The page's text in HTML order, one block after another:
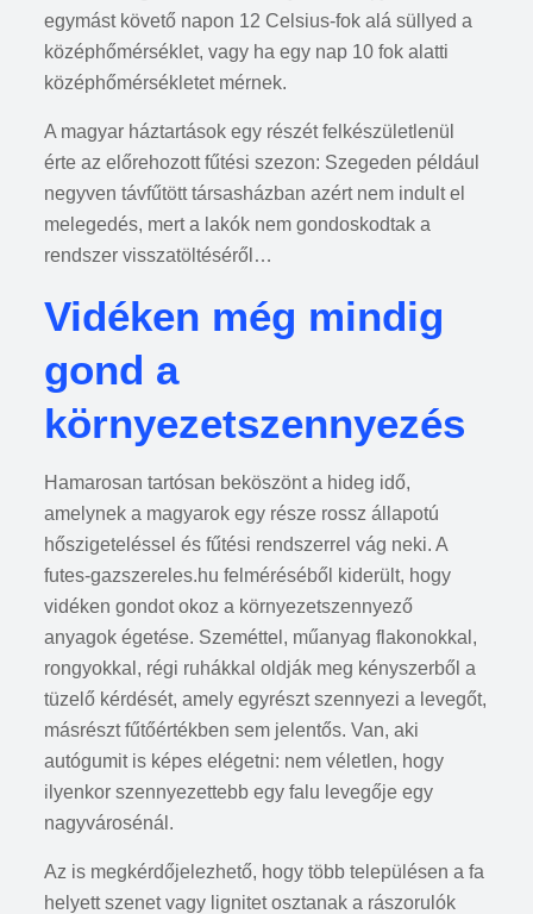
egymást követő napon 12 Celsius-fok alá süllyed a
középhőmérséklet, vagy ha egy nap 10 fok alatti
középhőmérsékletet mérnek.
A magyar háztartások egy részét felkészületlenül
érte az előrehozott fűtési szezon: Szegeden például
negyven távfűtött társasházban azért nem indult el
melegedés, mert a lakók nem gondoskodtak a
rendszer visszatöltéséről…
Vidéken még mindig
gond a
környezetszennyezés
Hamarosan tartósan beköszönt a hideg idő,
amelynek a magyarok egy része rossz állapotú
hőszigeteléssel és fűtési rendszerrel vág neki. A
futes-gazszereles.hu felméréséből kiderült, hogy
vidéken gondot okoz a környezetszennyező
anyagok égetése. Szeméttel, műanyag flakonokkal,
rongyokkal, régi ruhákkal oldják meg kényszerből a
tüzelő kérdését, amely egyrészt szennyezi a levegőt,
másrészt fűtőértékben sem jelentős. Van, aki
autógumit is képes elégetni: nem véletlen, hogy
ilyenkor szennyezettebb egy falu levegője egy
nagyvárosénál.
Az is megkérdőjelezhető, hogy több településen a fa
helyett szenet vagy lignitet osztanak a rászorulók